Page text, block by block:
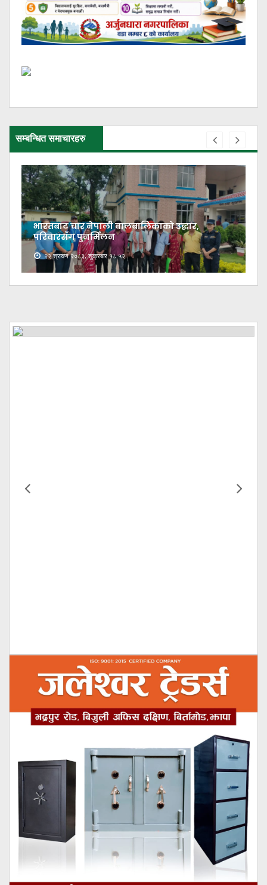
सम्बन्धित समाचारहरु
भारतबाट चार नेपाली बालबालिकाको उद्धार,
परिवारसँग पुनर्मिलन
२२ श्रावण २०८३, शुक्रबार १८:५२